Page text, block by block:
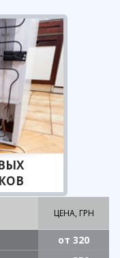
ЦЕНА, ГРН
от 320